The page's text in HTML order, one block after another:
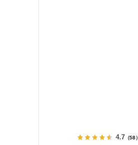
4.7（58）